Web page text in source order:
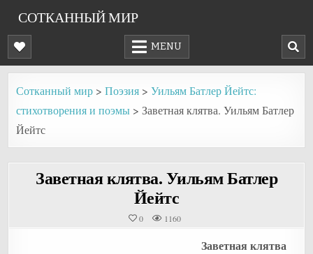
content
СОТКАННЫЙ МИР
MENU
Сотканный мир >Поэзия >Уильям Батлер Йейтс:
стихотворения и поэмы >Заветная клятва. Уильям Батлер
Йейтс
Заветная клятва. Уильям Батлер
Йейтс
0 1160
Заветная клятва